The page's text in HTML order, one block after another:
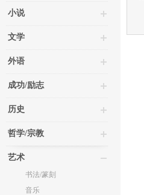
小说
文学
外语
成功/励志
历史
哲学/宗教
艺术
书法/篆刻
音乐